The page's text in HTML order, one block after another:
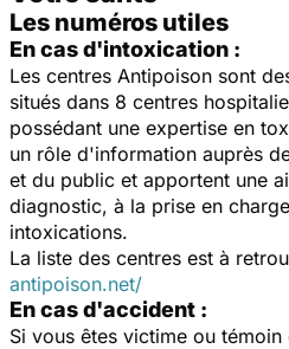
Les numéros utiles
En cas d'intoxication :
Les centres Antipoison sont
situés dans 8 centres
possédant une expertise en
un rôle d'information auprès
et du public et apportent une
diagnostic, à la prise en
intoxications.
La liste des centres est à
antipoison.net/
En cas d'accident :
Si vous êtes victime ou